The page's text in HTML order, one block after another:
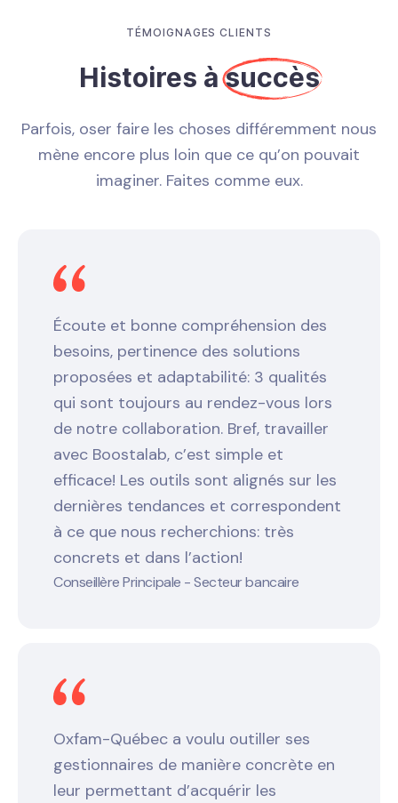
TÉMOIGNAGES CLIENTS
Histoires àsuccès
Parfois, oser faire les choses différemment nous
mène encore plus loin que ce qu’on pouvait
imaginer. Faites comme eux.
Écoute et bonne compréhension des
besoins, pertinence des solutions
proposées et adaptabilité: 3 qualités
qui sont toujours au rendez-vous lors
de notre collaboration. Bref, travailler
avec Boostalab, c’est simple et
efficace! Les outils sont alignés sur les
dernières tendances et correspondent
à ce que nous recherchions: très
concrets et dans l’action!
Conseillère Principale - Secteur bancaire
Oxfam-Québec a voulu outiller ses
gestionnaires de manière concrète en
leur permettant d’acquérir les